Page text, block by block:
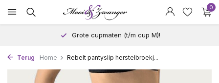
0
Grote cupmaten (t/m cup M)!
Terug Home Rebelt pantyslip herstelbroekj...